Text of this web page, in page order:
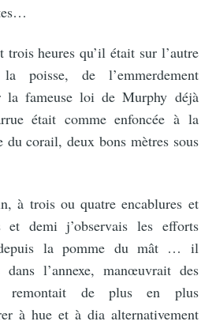
heures qu’il était sur l’autre
poisse, de l’emmerdement
la fameuse loi de Murphy déjà
était comme enfoncée à la
du corail, deux bons mètres sous
à trois ou quatre encablures et
et demi j’observais les efforts
la pomme du mât … il
l’annexe, manœuvrait des
remontait de plus en plus
à hue et à dia alternativement